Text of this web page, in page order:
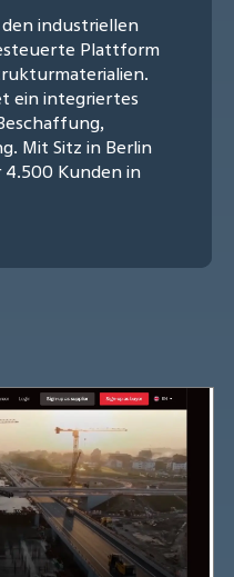
industriellen
Plattform
ein integriertes
Mit Sitz in Berlin
Kunden in